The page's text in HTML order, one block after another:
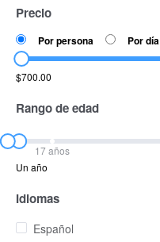
Precio
Por persona Por día
$700.00
Rango de edad
17 años
Un año
Idiomas
Español